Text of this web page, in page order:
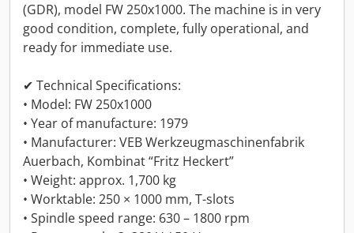
(GDR), model FW 250x1000. The machine is in very
good condition, complete, fully operational, and
ready for immediate use.
✔ Technical Specifications:
• Model: FW 250x1000
• Year of manufacture: 1979
• Manufacturer: VEB Werkzeugmaschinenfabrik
Auerbach, Kombinat “Fritz Heckert”
• Weight: approx. 1,700 kg
• Worktable: 250 × 1000 mm, T-slots
• Spindle speed range: 630 – 1800 rpm